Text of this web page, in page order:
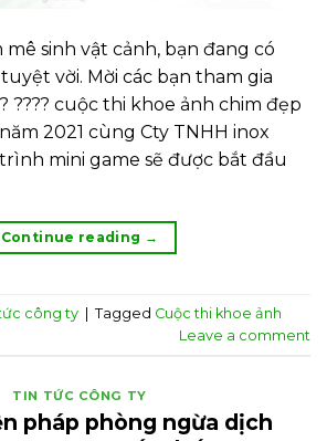
mê sinh vật cảnh, bạn đang có
vời. Mời các bạn tham gia
???? cuộc thi khoe ảnh chim đẹp
2021 cùng Cty TNHH inox
mini game sẽ được bắt đầu
Continue reading →
công ty | Tagged Cuộc thi khoe ảnh
Leave a comment
TIN TỨC CÔNG TY
pháp phòng ngừa dịch